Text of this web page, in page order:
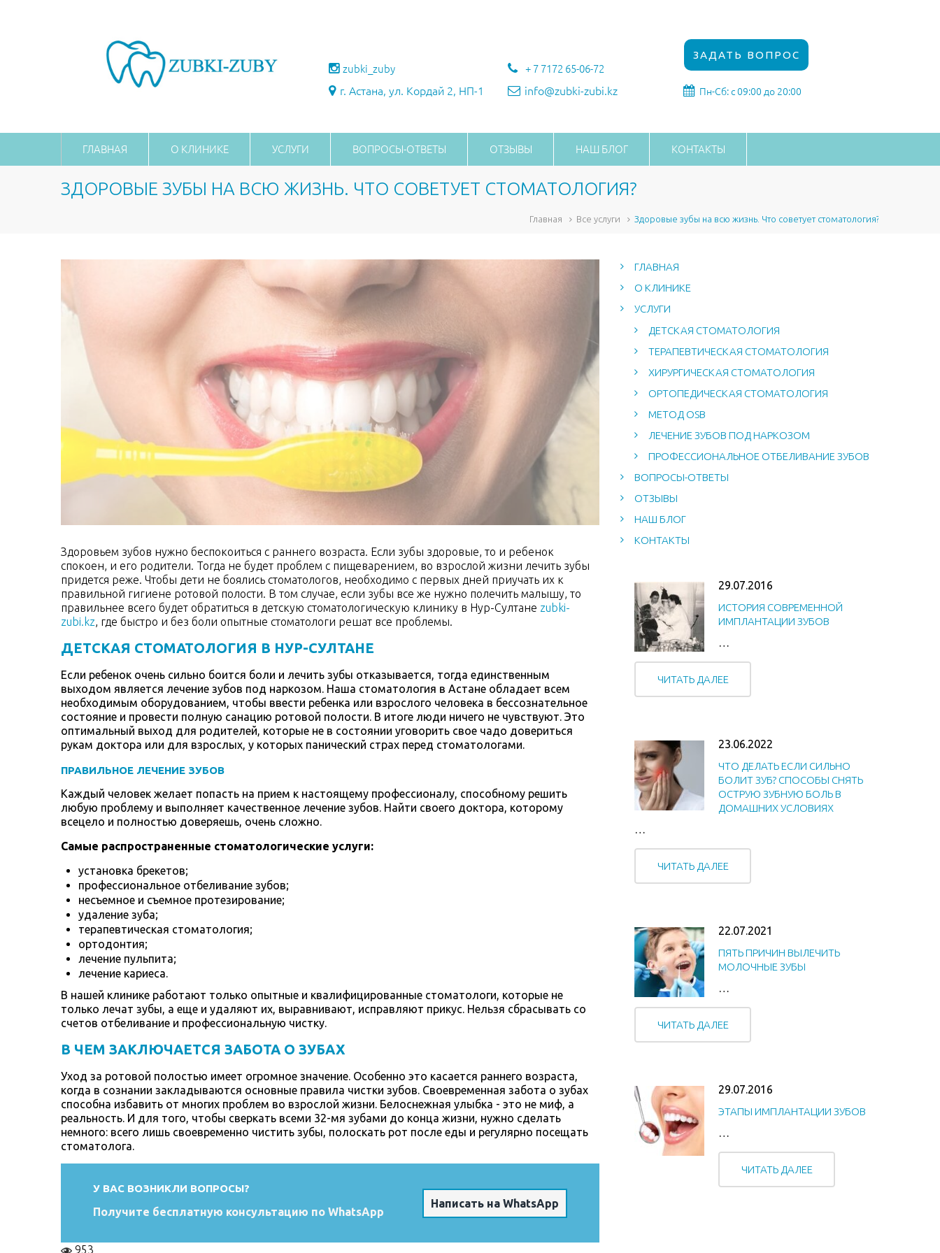
zubki_zuby
г. Астана, ул. Кордай 2, НП-1
+ 7 7172 65-06-72
info@zubki-zubi.kz
ЗАДАТЬ ВОПРОС
Пн-Сб: с 09:00 до 20:00
ГЛАВНАЯ О КЛИНИКЕ УСЛУГИ ВОПРОСЫ-ОТВЕТЫ ОТЗЫВЫ НАШ БЛОГ КОНТАКТЫ
ЗДОРОВЫЕ ЗУБЫ НА ВСЮ ЖИЗНЬ. ЧТО СОВЕТУЕТ СТОМАТОЛОГИЯ?
Главная Все услуги Здоровые зубы на всю жизнь. Что советует стоматология?
Здоровьем зубов нужно беспокоиться с раннего возраста. Если зубы здоровые, то и ребенок
спокоен, и его родители. Тогда не будет проблем с пищеварением, во взрослой жизни лечить зубы
придется реже. Чтобы дети не боялись стоматологов, необходимо с первых дней приучать их к
правильной гигиене ротовой полости. В том случае, если зубы все же нужно полечить малышу, то
правильнее всего будет обратиться в детскую стоматологическую клинику в Нур-Султане zubki-
zubi.kz, где быстро и без боли опытные стоматологи решат все проблемы.
ДЕТСКАЯ СТОМАТОЛОГИЯ В НУР-СУЛТАНЕ
Если ребенок очень сильно боится боли и лечить зубы отказывается, тогда единственным
выходом является лечение зубов под наркозом. Наша стоматология в Астане обладает всем
необходимым оборудованием, чтобы ввести ребенка или взрослого человека в бессознательное
состояние и провести полную санацию ротовой полости. В итоге люди ничего не чувствуют. Это
оптимальный выход для родителей, которые не в состоянии уговорить свое чадо довериться
рукам доктора или для взрослых, у которых панический страх перед стоматологами.
ПРАВИЛЬНОЕ ЛЕЧЕНИЕ ЗУБОВ
Каждый человек желает попасть на прием к настоящему профессионалу, способному решить
любую проблему и выполняет качественное лечение зубов. Найти своего доктора, которому
всецело и полностью доверяешь, очень сложно.
Самые распространенные стоматологические услуги:
установка брекетов;
профессиональное отбеливание зубов;
несъемное и съемное протезирование;
удаление зуба;
терапевтическая стоматология;
ортодонтия;
лечение пульпита;
лечение кариеса.
В нашей клинике работают только опытные и квалифицированные стоматологи, которые не
только лечат зубы, а еще и удаляют их, выравнивают, исправляют прикус. Нельзя сбрасывать со
счетов отбеливание и профессиональную чистку.
В ЧЕМ ЗАКЛЮЧАЕТСЯ ЗАБОТА О ЗУБАХ
Уход за ротовой полостью имеет огромное значение. Особенно это касается раннего возраста,
когда в сознании закладываются основные правила чистки зубов. Своевременная забота о зубах
способна избавить от многих проблем во взрослой жизни. Белоснежная улыбка - это не миф, а
реальность. И для того, чтобы сверкать всеми 32-мя зубами до конца жизни, нужно сделать
немного: всего лишь своевременно чистить зубы, полоскать рот после еды и регулярно посещать
стоматолога.
У ВАС ВОЗНИКЛИ ВОПРОСЫ?
Получите бесплатную консультацию по WhatsApp
Написать на WhatsApp
953
ГЛАВНАЯ
О КЛИНИКЕ
УСЛУГИ
ДЕТСКАЯ СТОМАТОЛОГИЯ
ТЕРАПЕВТИЧЕСКАЯ СТОМАТОЛОГИЯ
ХИРУРГИЧЕСКАЯ СТОМАТОЛОГИЯ
ОРТОПЕДИЧЕСКАЯ СТОМАТОЛОГИЯ
МЕТОД OSB
ЛЕЧЕНИЕ ЗУБОВ ПОД НАРКОЗОМ
ПРОФЕССИОНАЛЬНОЕ ОТБЕЛИВАНИЕ ЗУБОВ
ВОПРОСЫ-ОТВЕТЫ
ОТЗЫВЫ
НАШ БЛОГ
КОНТАКТЫ
29.07.2016
ИСТОРИЯ СОВРЕМЕННОЙ
ИМПЛАНТАЦИИ ЗУБОВ
…
ЧИТАТЬ ДАЛЕЕ
23.06.2022
ЧТО ДЕЛАТЬ ЕСЛИ СИЛЬНО
БОЛИТ ЗУБ? СПОСОБЫ СНЯТЬ
ОСТРУЮ ЗУБНУЮ БОЛЬ В
ДОМАШНИХ УСЛОВИЯХ
…
ЧИТАТЬ ДАЛЕЕ
22.07.2021
ПЯТЬ ПРИЧИН ВЫЛЕЧИТЬ
МОЛОЧНЫЕ ЗУБЫ
…
ЧИТАТЬ ДАЛЕЕ
29.07.2016
ЭТАПЫ ИМПЛАНТАЦИИ ЗУБОВ
…
ЧИТАТЬ ДАЛЕЕ